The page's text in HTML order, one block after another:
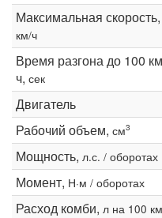
Максимальная скорость,
км/ч
Время разгона до 100
ч, сек
Двигатель
Рабочий объем, см3
Мощность, л.с. / оборотах
Момент, Н·м / оборотах
Расход комби, л на 100 км